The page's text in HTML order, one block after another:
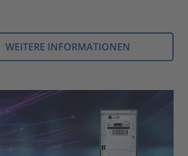
WEITERE INFORMATIONEN